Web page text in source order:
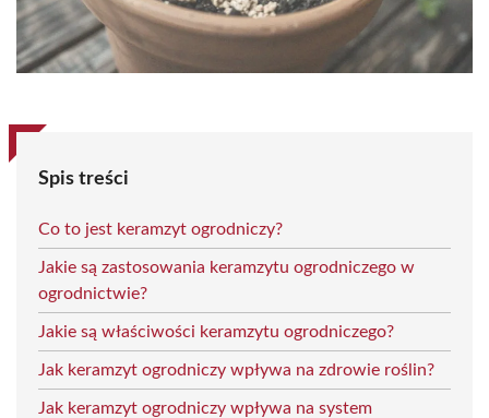
Spis treści
Co to jest keramzyt ogrodniczy?
Jakie są zastosowania keramzytu ogrodniczego w
ogrodnictwie?
Jakie są właściwości keramzytu ogrodniczego?
Jak keramzyt ogrodniczy wpływa na zdrowie roślin?
Jak keramzyt ogrodniczy wpływa na system